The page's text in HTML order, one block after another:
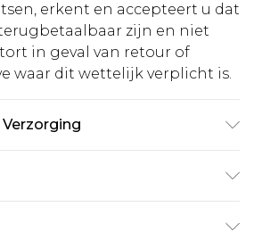
erkent en accepteert u dat
zijn en niet
in geval van retour of
waar dit wettelijk verplicht is.
kan kleur afgeven.
€5.99